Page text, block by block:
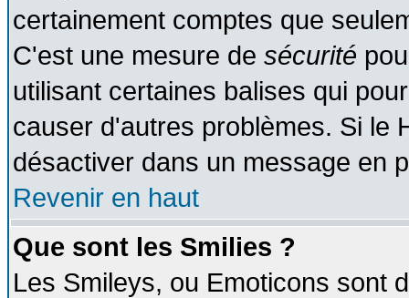
certainement comptes que
C'est une mesure de sécurité
utilisant certaines balises qui
causer d'autres problèmes. Si le
désactiver dans un message en
Revenir en haut
Que sont les Smilies ?
Les Smileys, ou Emoticons sont